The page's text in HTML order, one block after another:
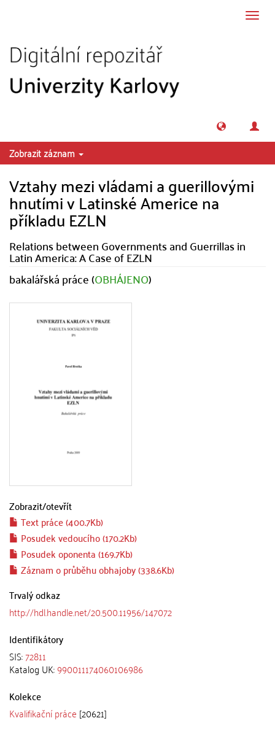
Zobrazit záznam
Vztahy mezi vládami a guerillovými
hnutími v Latinské Americe na
příkladu EZLN
Relations between Governments and Guerrillas in
Latin America: A Case of EZLN
bakalářská práce (OBHÁJENO)
Zobrazit/otevřít
Text práce (400.7Kb)
Posudek vedoucího (170.2Kb)
Posudek oponenta (169.7Kb)
Záznam o průběhu obhajoby (338.6Kb)
Trvalý odkaz
http://hdl.handle.net/20.500.11956/147072
Identifikátory
SIS:72811
Katalog UK:990011174060106986
Kolekce
Kvalifikační práce [20621]